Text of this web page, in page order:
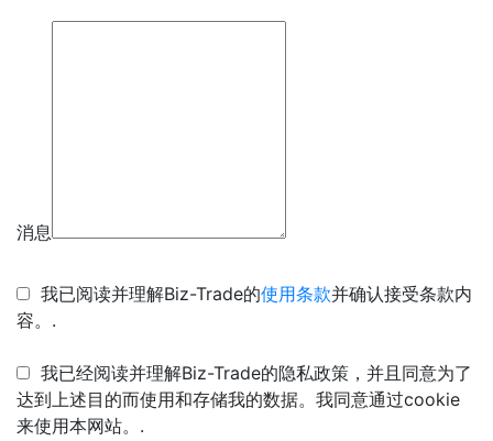
消息
我已阅读并理解Biz-Trade的使用条款并确认接受条款内
容。.
我已经阅读并理解Biz-Trade的隐私政策，并且同意为了
达到上述目的而使用和存储我的数据。我同意通过cookie
来使用本网站。.